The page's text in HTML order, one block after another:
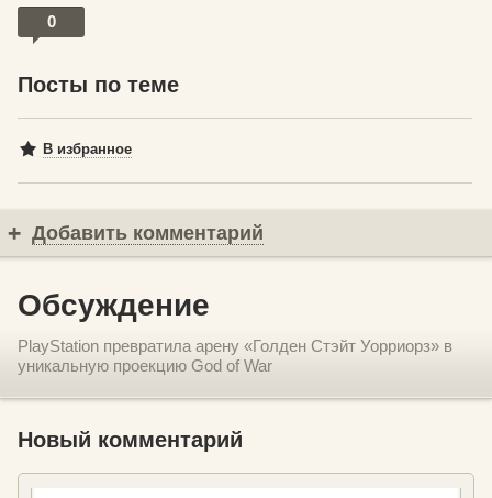
0
Посты по теме
В избранное
Добавить комментарий
Обсуждение
PlayStation превратила арену «Голден Стэйт Уорриорз» в
уникальную проекцию God of War
Новый комментарий